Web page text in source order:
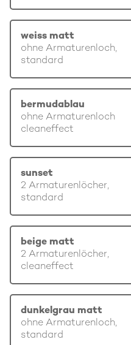
weiss matt
ohne Armaturenloch,
standard
bermudablau
ohne Armaturenloch
cleaneffect
sunset
2 Armaturenlöcher,
standard
beige matt
2 Armaturenlöcher,
cleaneffect
dunkelgrau matt
ohne Armaturenloch,
standard